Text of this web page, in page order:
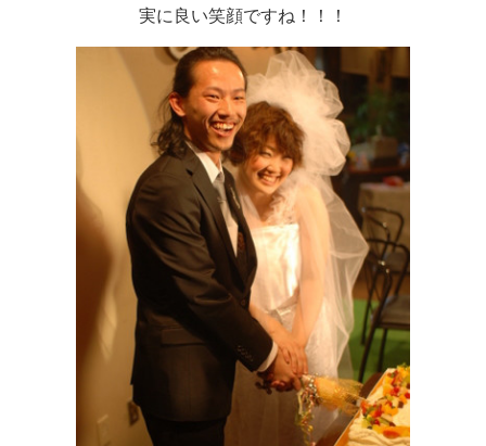
実に良い笑顔ですね！！！